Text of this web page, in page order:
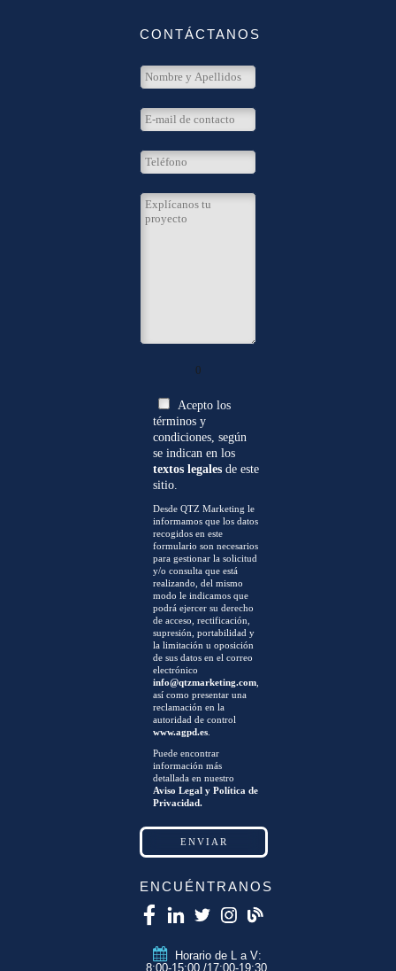
CONTÁCTANOS
0
Acepto los
términos y
condiciones, según
se indican en los
textos legales de este
sitio.
Desde QTZ Marketing le
informamos que los datos
recogidos en este
formulario son necesarios
para gestionar la solicitud
y/o consulta que está
realizando, del mismo
modo le indicamos que
podrá ejercer su derecho
de acceso, rectificación,
supresión, portabilidad y
la limitación u oposición
de sus datos en el correo
electrónico
info@qtzmarketing.com
así como presentar una
reclamación en la
autoridad de control
www.agpd.es
Puede encontrar
información más
detallada en nuestro
Aviso Legal y Política de
Privacidad.
ENCUÉNTRANOS
Horario de L a V:
8:00-15:00 /17:00-19:30